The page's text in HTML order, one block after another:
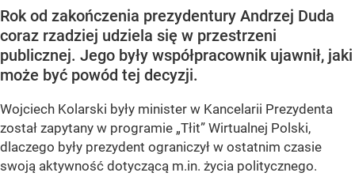
Rok od zakończenia prezydentury Andrzej Duda
coraz rzadziej udziela się w przestrzeni
publicznej. Jego były współpracownik ujawnił, jaki
może być powód tej decyzji.
Wojciech Kolarski były minister w Kancelarii Prezydenta
został zapytany w programie „Tłit” Wirtualnej Polski,
dlaczego były prezydent ograniczył w ostatnim czasie
swoją aktywność dotyczącą m.in. życia politycznego.